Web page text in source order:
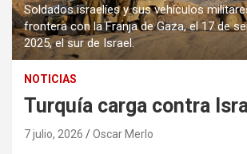
Soldados israelíes y sus vehículos
frontera con la Franja de Gaza, el 17 de
2025, el sur de Israel.
NOTICIAS
Turquía carga contra
7 julio, 2026 Oscar Merlo